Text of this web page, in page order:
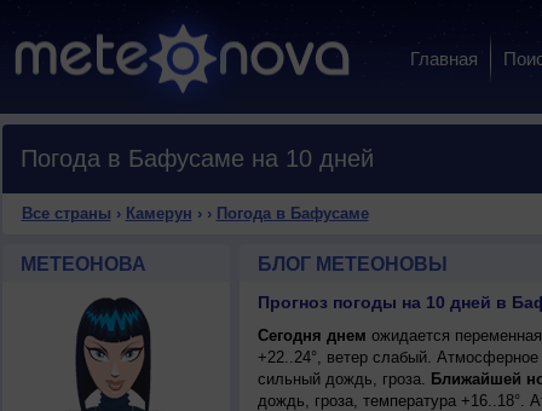
Главная
Погода в Бафусаме на 10 дней
Все страны › Камерун › › Погода в Бафусаме
МЕТЕОНОВА БЛОГ МЕТЕОНОВЫ
Прогноз погоды на 10 дней в
Сегодня днем ожидается
+22..24°, ветер слабый.
сильный дождь, гроза. Ближайшей
дождь, гроза, температура +16..18°.